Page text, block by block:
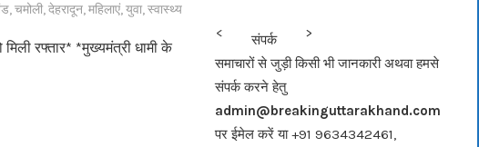
,चमोली,देहरादून,महिलाएं,युवा,स्वास्थ्य
रफ्तार* *मुख्यमंत्री धामी के
b
o
o
k
<<<संपर्क>>>
समाचारों से जुड़ी किसी भी जानकारी अथवा हमसे
संपर्क करने हेतु
admin@breakinguttarakhand.com
पर ईमेल करें या +91 9634342461,